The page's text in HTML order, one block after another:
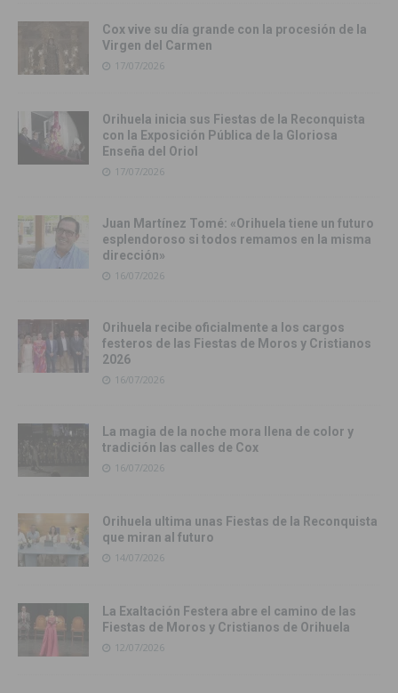
Cox vive su día grande con la procesión de la
Virgen del Carmen
17/07/2026
Orihuela inicia sus Fiestas de la Reconquista
con la Exposición Pública de la Gloriosa
Enseña del Oriol
17/07/2026
Juan Martínez Tomé: «Orihuela tiene un futuro
esplendoroso si todos remamos en la misma
dirección»
16/07/2026
Orihuela recibe oficialmente a los cargos
festeros de las Fiestas de Moros y Cristianos
2026
16/07/2026
La magia de la noche mora llena de color y
tradición las calles de Cox
16/07/2026
Orihuela ultima unas Fiestas de la Reconquista
que miran al futuro
14/07/2026
La Exaltación Festera abre el camino de las
Fiestas de Moros y Cristianos de Orihuela
12/07/2026